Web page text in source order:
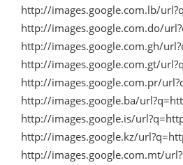
http://images.google.com.lb/
http://images.google.com.do/
http://images.google.com.gh/
http://images.google.com.gt/
http://images.google.com.pr/
http://images.google.ba/
http://images.google.is/
http://images.google.kz/
http://images.google.com.mt/